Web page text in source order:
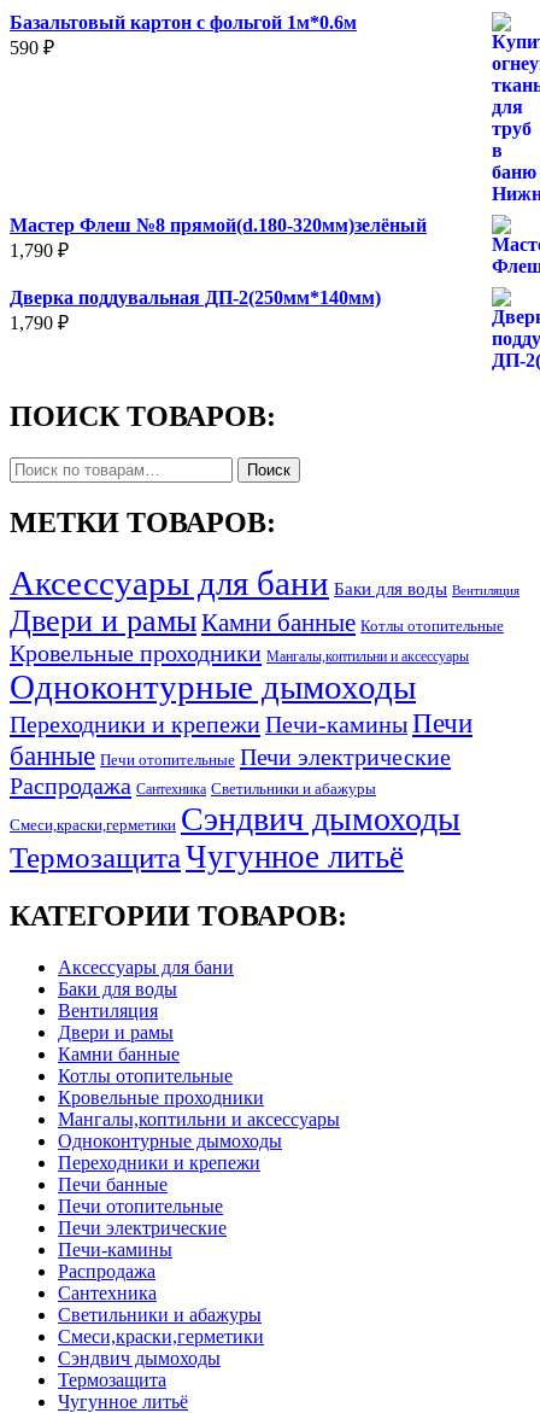
Базальтовый картон с фольгой 1м*0.6м
590 ₽
Мастер Флеш №8 прямой(d.180-320мм)зелёный
1,790 ₽
Дверка поддувальная ДП-2(250мм*140мм)
1,790 ₽
ПОИСК ТОВАРОВ:
Искать: Поиск
МЕТКИ ТОВАРОВ:
Аксессуары для бани Баки для воды Вентиляция
Двери и рамыКамни банные Котлы отопительные
Кровельные проходники Мангалы,коптильни и аксессуары
Одноконтурные дымоходы
Переходники и крепежиПечи-каминыПечи
банные Печи отопительные Печи электрические
Распродажа Сантехника Светильники и абажуры
Смеси,краски,герметики Сэндвич дымоходы
ТермозащитаЧугунное литьё
КАТЕГОРИИ ТОВАРОВ:
Аксессуары для бани
Баки для воды
Вентиляция
Двери и рамы
Камни банные
Котлы отопительные
Кровельные проходники
Мангалы,коптильни и аксессуары
Одноконтурные дымоходы
Переходники и крепежи
Печи банные
Печи отопительные
Печи электрические
Печи-камины
Распродажа
Сантехника
Светильники и абажуры
Смеси,краски,герметики
Сэндвич дымоходы
Термозащита
Чугунное литьё